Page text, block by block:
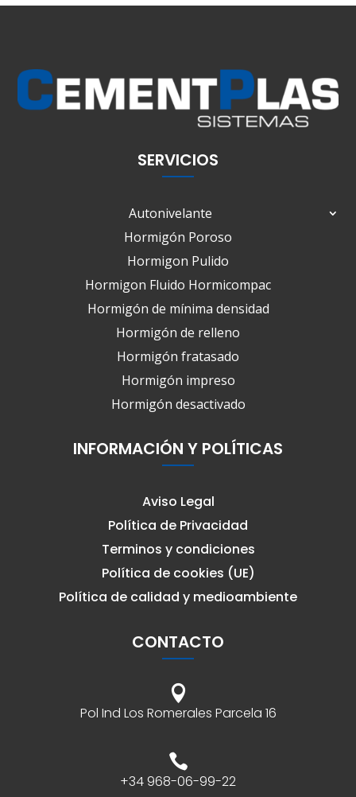
SERVICIOS
Autonivelante
Hormigón Poroso
Hormigon Pulido
Hormigon Fluido Hormicompac
Hormigón de mínima densidad
Hormigón de relleno
Hormigón fratasado
Hormigón impreso
Hormigón desactivado
INFORMACIÓN Y POLÍTICAS
Aviso Legal
Política de Privacidad
Terminos y condiciones
Política de cookies (UE)
Política de calidad y medioambiente
CONTACTO

Pol Ind Los Romerales Parcela 16

+34 968-06-99-22